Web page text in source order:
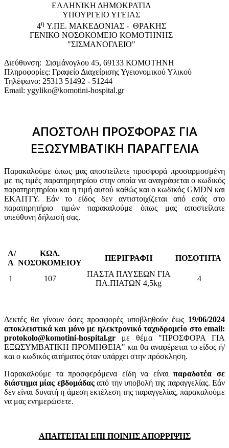
EΛΛΗΝΙΚΗ ΔΗΜΟΚΡΑΤΙΑ
ΥΠΟΥΡΓΕΙΟ ΥΓΕΙΑΣ
4η Υ.ΠΕ. ΜΑΚΕΔΟΝΙΑΣ - ΘΡΑΚΗΣ
ΓΕΝΙΚΟ NΟΣΟΚΟΜΕΙΟ ΚΟΜΟΤΗΝΗΣ
"ΣΙΣΜΑΝΟΓΛΕΙΟ"
Διεύθυνση: Σισμάνογλου 45, 69133 ΚΟΜΟΤΗΝΗ
Πληροφορίες: Γραφείο Διαχείρισης Υγειονομικού Υλικού
Τηλέφωνο: 25313 51492 - 51244
Email: ygyliko@komotini-hospital.gr
ΑΠΟΣΤΟΛΗ ΠΡΟΣΦΟΡΑΣ ΓΙΑ
ΕΞΩΣΥΜΒΑΤΙΚΗ ΠΑΡΑΓΓΕΛΙΑ
Παρακαλούμε όπως μας αποστείλετε προσφορά προσαρμοσμένη
με τις τιμές παρατηρητηρίου στην οποία να αναγράφεται ο κωδικός
παρατηρητηρίου και η τιμή αυτού καθώς και ο κωδικός GMDN και
ΕΚΑΠΤΥ. Εάν το είδος δεν αντιστοιχίζεται από εσάς στο
παρατηρητήριο τιμών παρακαλούμε όπως μας αποστείλατε
υπεύθυνη δήλωσή σας.
Α/
Α
ΚΩΔ.
ΝΟΣΟΚΟΜΕΙΟΥ
ΠΕΡΙΓΡΑΦΗ ΠΟΣΟΤΗΤΑ
1 107
ΠΑΣΤΑ ΠΛΥΣΕΩΝ ΓΙΑ
ΠΛ.ΠΙΑΤΩΝ 4,5kg
4
Δεκτές θα γίνουν όσες προσφορές υποβληθούν έως 19/06/2024
αποκλειστικά και μόνο με ηλεκτρονικό ταχυδρομείο στο email:
protokolo@komotini-hospital.gr με θέμα "ΠΡΟΣΦΟΡΑ ΓΙΑ
ΕΞΩΣΥΜΒΑΤΙΚΗ ΠΡΟΜΗΘΕΙΑ" και θα αναφέρεται το είδος ή/
και ο κωδικός αιτήματος όταν υπάρχει στην πρόσκληση.
Παρακαλούμε τα προσφερόμενα είδη να είναιπαραδοτέα σε
διάστημα μίας εβδομάδαςαπό την υποβολή της παραγγελίας. Εάν
δεν είναι δυνατή η άμεση εκτέλεση της παραγγελίας, παρακαλούμε
να μας ενημερώσετε.
ΑΠΑΙΤΕΙΤΑΙ ΕΠΙ ΠΟΙΝΗΣ ΑΠΟΡΡΙΨΗΣ